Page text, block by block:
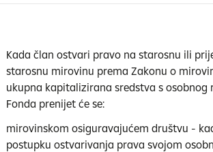
Kada član ostvari pravo na starosnu ili
starosnu mirovinu prema Zakonu o
ukupna kapitalizirana sredstva s osobnog
Fonda prenijet će se:
mirovinskom osiguravajućem društvu -
postupku ostvarivanja prava svojom